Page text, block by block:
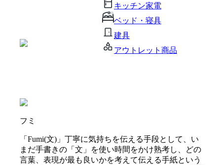
キッチン家電
ベッド・寝具
建具
アウトレット商品
フミ
「Fumi(文)」丁寧に気持ちを伝える手段として、い
まだ手書きの「文」を使い時間をかけ熟考し、どの
言葉、表現が最も良いかを考えて伝える手紙という